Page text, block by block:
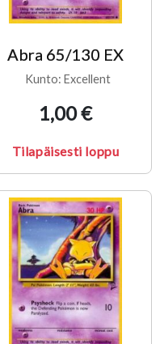
Abra 65/130 EX
Kunto: Excellent
1,00 €
Tilapäisesti loppu